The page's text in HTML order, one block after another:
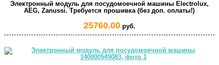
Электронный модуль для посудомоечной машины Electrolux,
AEG, Zanussi. Требуется прошивка (без доп. оплаты!)
25760.00руб.